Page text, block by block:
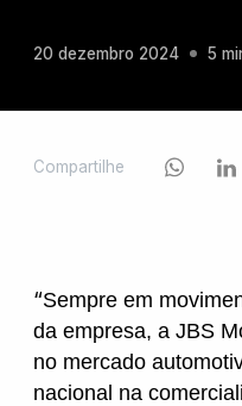
Chevrolet
GWM
20 dezembro 2024 5
Compartilhe
“Sempre em
da empresa, a JBS
no mercado
nacional na